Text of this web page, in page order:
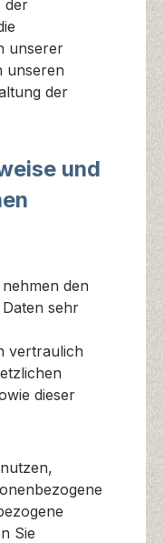
der
unserer
unseren
der
und
den
sehr
vertraulich
dieser
Sie